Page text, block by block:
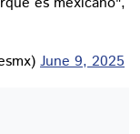
June 9, 2025